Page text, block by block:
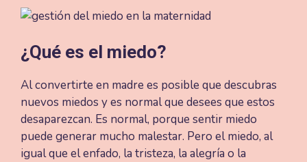
¿Qué es el miedo?
Al convertirte en madre es posible que descubras
nuevos miedos y es normal que desees que estos
desaparezcan. Es normal, porque sentir miedo
puede generar mucho malestar. Pero el miedo, al
igual que el enfado, la tristeza, la alegría o la